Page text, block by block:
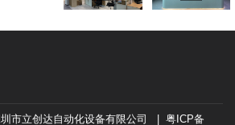
市立创达自动化设备有限公司 | 粤ICP备